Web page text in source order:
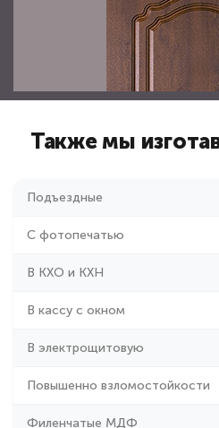
Также мы
С фотопечатью
В КХО и КХН
В кассу с окном
В электрощитовую
Повышенно взломостойкости
Филенчатые МДФ
Полуторные, двупольные